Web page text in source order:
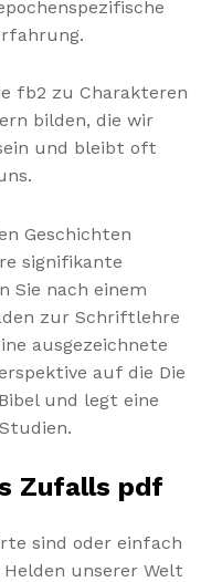
fb2 zu Charakteren
bilden, die wir
und bleibt oft
Geschichten
signifikante
Sie nach einem
zur Schriftlehre
ausgezeichnete
auf die Die
und legt eine
Zufalls pdf
sind oder einfach
unserer Welt